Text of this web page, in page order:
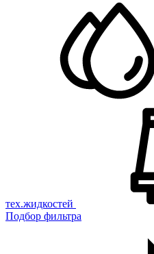
тех.жидкостей
Подбор фильтра